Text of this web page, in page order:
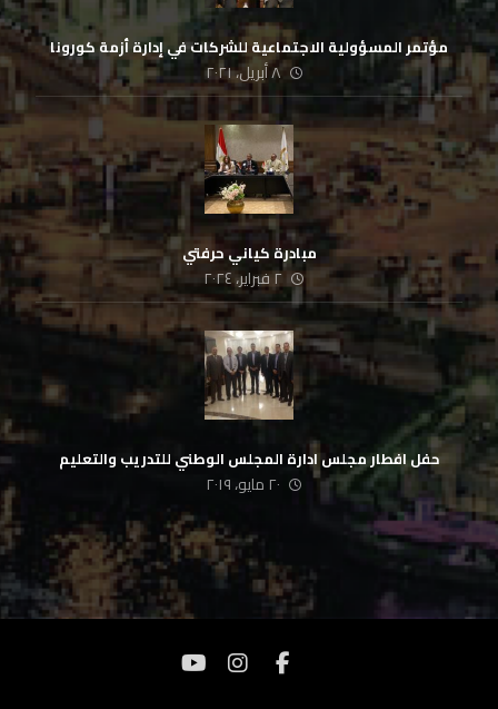
مؤتمر المسؤولية الاجتماعية للشركات في إدارة أزمة كورونا
٨ أبريل، ٢٠٢١
مبادرة كياني حرفتي
٢ فبراير، ٢٠٢٤
حفل افطار مجلس ادارة المجلس الوطني للتدريب والتعليم
٢٠ مايو، ٢٠١٩